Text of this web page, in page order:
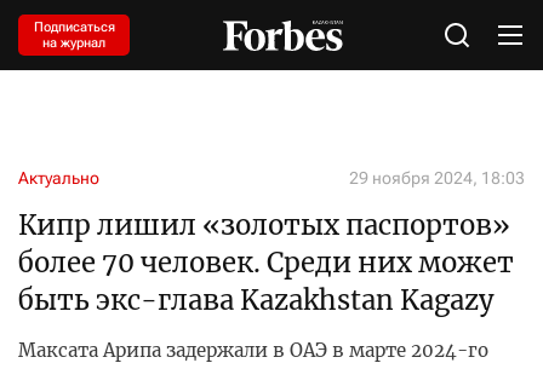
Подписаться
на журнал
Актуально 29 ноября 2024, 18:03
Кипр лишил «золотых паспортов»
более 70 человек. Среди них может
быть экс-глава Kazakhstan Kagazy
Максата Арипа задержали в ОАЭ в марте 2024-го